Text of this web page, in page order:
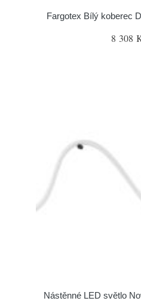
Fargotex Bílý koberec
8 308
Nástěnné LED světlo